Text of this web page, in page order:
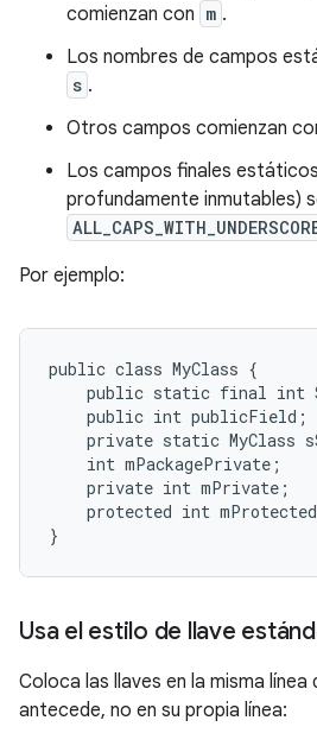
comienzan con m .
Los nombres de campos
s .
Otros campos comienzan
Los campos finales
profundamente inmutables)
Por ejemplo:
public class MyClass {
public static final int
    public int publicField;
private static MyClass
    int mPackagePrivate;
    private int mPrivate;
protected int
}
Usa el estilo de llave
Coloca las llaves en la misma línea
antecede, no en su propia línea: